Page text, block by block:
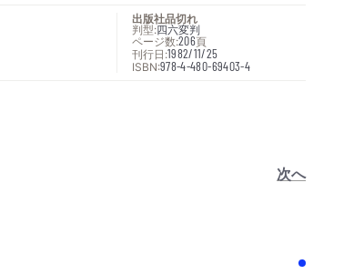
出版社品切れ
判型:四六変判
ページ数:206頁
刊行日:1982/11/25
ISBN:978-4-480-69403-4
次へ